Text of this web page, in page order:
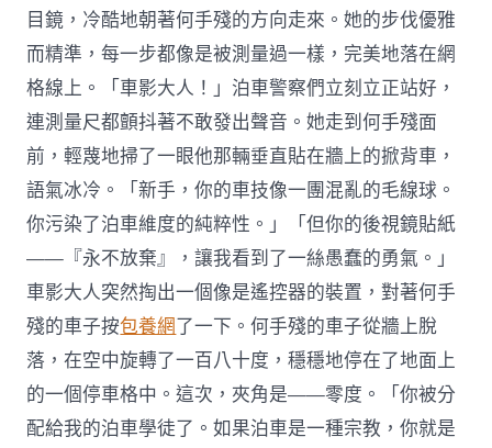
目鏡，冷酷地朝著何手殘的方向走來。她的步伐優雅
而精準，每一步都像是被測量過一樣，完美地落在網
格線上。「車影大人！」泊車警察們立刻立正站好，
連測量尺都顫抖著不敢發出聲音。她走到何手殘面
前，輕蔑地掃了一眼他那輛垂直貼在牆上的掀背車，
語氣冰冷。「新手，你的車技像一團混亂的毛線球。
你污染了泊車維度的純粹性。」「但你的後視鏡貼紙
——『永不放棄』，讓我看到了一絲愚蠢的勇氣。」
車影大人突然掏出一個像是遙控器的裝置，對著何手
殘的車子按包養網了一下。何手殘的車子從牆上脫
落，在空中旋轉了一百八十度，穩穩地停在了地面上
的一個停車格中。這次，夾角是——零度。「你被分
配給我的泊車學徒了。如果泊車是一種宗教，你就是